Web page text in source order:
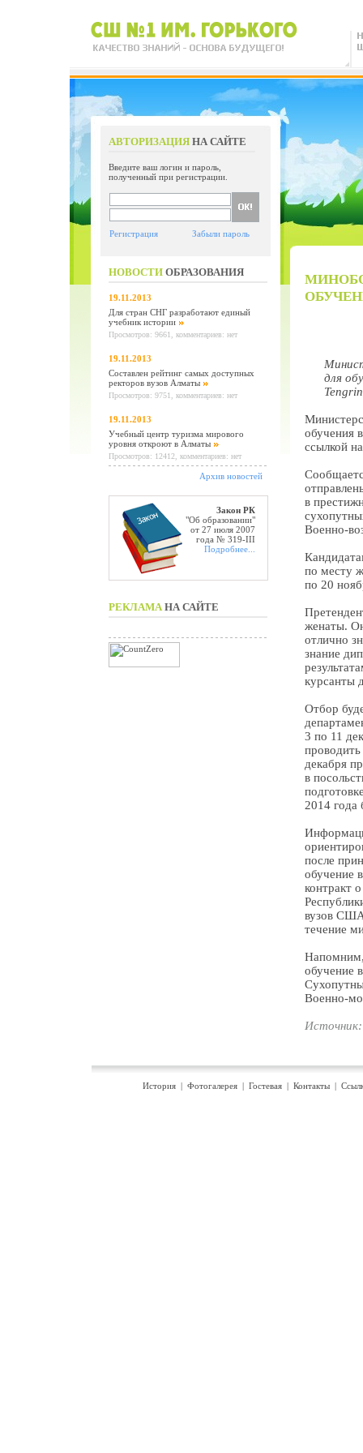
АВТОРИЗАЦИЯ НА САЙТЕ
Введите ваш логин и пароль,
полученный при регистрации.
Регистрация Забыли пароль
НОВОСТИ ОБРАЗОВАНИЯ
19.11.2013
Для стран СНГ разработают единый
учебник истории
Просмотров: 9661, комментариев: нет
19.11.2013
Составлен рейтинг самых доступных
ректоров вузов Алматы
Просмотров: 9751, комментариев: нет
19.11.2013
Учебный центр туризма мирового
уровня откроют в Алматы
Просмотров: 12412, комментариев: нет
Архив новостей
Закон РК
"Об образовании"
от 27 июля 2007
года № 319-III
Подробнее...
РЕКЛАМАНА САЙТЕ
для
обучения
ссылкой
в
Военно-
по месту
по 20
женаты.
отлично
знание
курсанты
Отбор
3 по 11
декабря
в
2014 года
после
обучение
контракт
вузов США
течение
Напомним,
обучение
Военно-
История | Фотогалерея | Гостевая | Контакты |